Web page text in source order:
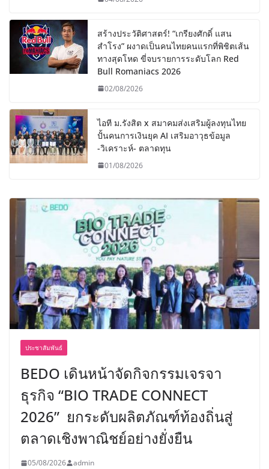
สร้างประวัติศาสตร์! “เกรียงศักดิ์ แสน
สำโรง” ผงาดเป็นคนไทยคนแรกที่พิชิตเส้น
ทางสุดโหด ขี่จบรายการระดับโลก Red
Bull Romaniacs 2026
02/08/2026
ไอที ม.รังสิต x สมาคมส่งเสริมผู้ลงทุนไทย
ปั้นคนการเงินยุค AI เสริมอาวุธข้อมูล
-วิเคราะห์- ตลาดทุน
01/08/2026
ประชาสัมพันธ์
BEDO เดินหน้าจัดกิจกรรมเจรจา
ธุรกิจ “BIO TRADE CONNECT
2026” ยกระดับผลิตภัณฑ์ท้องถิ่นสู่
ตลาดเชิงพาณิชย์อย่างยั่งยืน
05/08/2026 admin